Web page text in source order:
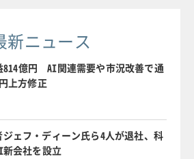
新ニュース
814億円 AI関連需要や市況改善で通
上方修正
ェフ・ディーン氏ら4人が退社、科
会社を設立